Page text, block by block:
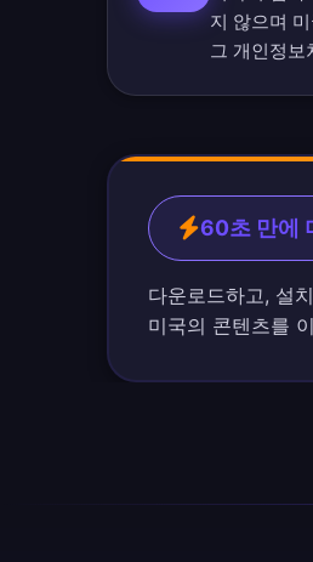
지 않으며
그 개인정보
60초 만에
다운로드하고, 설
미국의 콘텐츠를